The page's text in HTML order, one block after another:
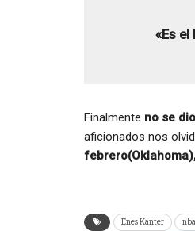
«Es el
Finalmente no se
aficionados nos
Enes Kanter nba